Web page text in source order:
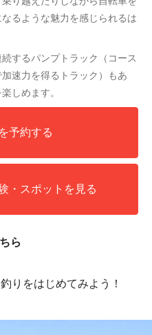
るような魅力を感じられるは
するパンプトラック（コース
速力を得るトラック）もあ
しめます。
予約する
・スポットを見る
ら
りをはじめてみよう！